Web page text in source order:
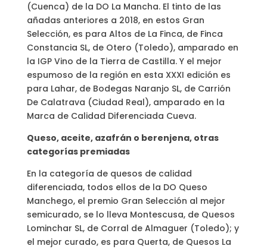
(Cuenca) de la DO La Mancha. El tinto de las
añadas anteriores a 2018, en estos Gran
Selección, es para Altos de La Finca, de Finca
Constancia SL, de Otero (Toledo), amparado en
la IGP Vino de la Tierra de Castilla. Y el mejor
espumoso de la región en esta XXXI edición es
para Lahar, de Bodegas Naranjo SL, de Carrión
De Calatrava (Ciudad Real), amparado en la
Marca de Calidad Diferenciada Cueva.
Queso, aceite, azafrán o berenjena, otras
categorías premiadas
En la categoría de quesos de calidad
diferenciada, todos ellos de la DO Queso
Manchego, el premio Gran Selección al mejor
semicurado, se lo lleva Montescusa, de Quesos
Lominchar SL, de Corral de Almaguer (Toledo); y
el mejor curado, es para Querta, de Quesos La